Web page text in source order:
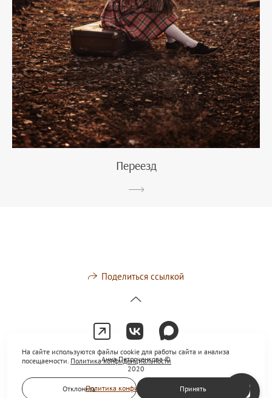
Переезд
Поделиться ссылкой
Анна Петроченкова ©
2020
Политика конфиденциальности
На сайте используются файлы cookie для работы сайта и анализа
посещаемости. Политика конфиденциальности
Отклонить Принять